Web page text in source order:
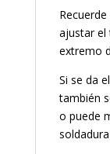
ajustar el
extremo
Si se da
también
o puede